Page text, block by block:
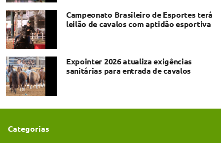
Campeonato Brasileiro de Esportes terá
leilão de cavalos com aptidão esportiva
Expointer 2026 atualiza exigências
sanitárias para entrada de cavalos
Categorias